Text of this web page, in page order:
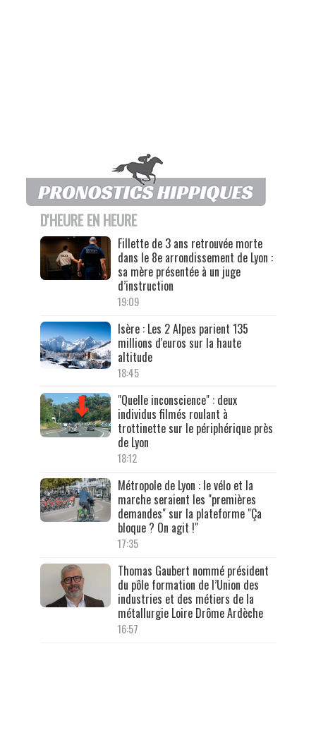
D'HEURE EN HEURE
Fillette de 3 ans retrouvée morte
dans le 8e arrondissement de Lyon :
sa mère présentée à un juge
d’instruction
19:09
Isère : Les 2 Alpes parient 135
millions d'euros sur la haute
altitude
18:45
"Quelle inconscience" : deux
individus filmés roulant à
trottinette sur le périphérique près
de Lyon
18:12
Métropole de Lyon : le vélo et la
marche seraient les "premières
demandes" sur la plateforme "Ça
bloque ? On agit !"
17:35
Thomas Gaubert nommé président
du pôle formation de l’Union des
industries et des métiers de la
métallurgie Loire Drôme Ardèche
16:57